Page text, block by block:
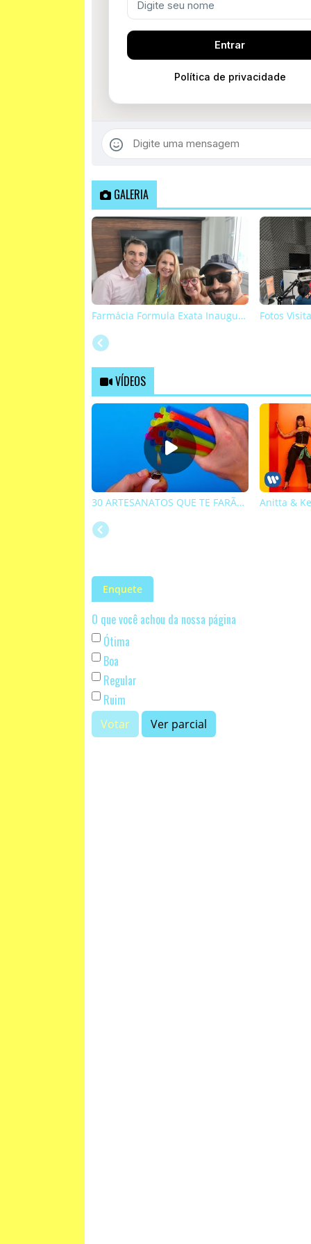
GALERIA
Farmácia Formula Exata Inauguração Fotos
VÍDEOS
30 ARTESANATOS QUE TE FARÃO PARECER SUPER DESCOLADO
Enquete
O que você achou da nossa página
Ótima
Boa
Regular
Ruim
Votar Ver parcial